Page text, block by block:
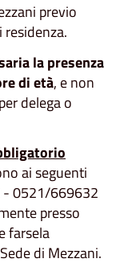
previo
la presenza
di età, e non
delega o
ai seguenti
0521/669632
presso
farsela
di Mezzani.